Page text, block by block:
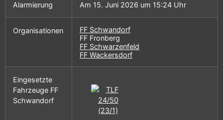
Alarmierung Am 15. Juni 2026 um 15:24 Uhr
Organisationen
FF Schwandorf
FF Fronberg
FF Schwarzenfeld
FF Wackersdorf
Eingesetzte
Fahrzeuge FF
Schwandorf